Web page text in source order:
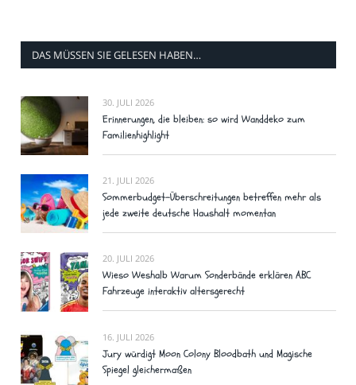
DAS MÜSSEN SIE GELESEN HABEN…
30. JULI 2026
Erinnerungen, die bleiben: so wird Wanddeko zum
Familienhighlight
21. JULI 2026
Sommerbudget-Überschreitungen betreffen mehr als
jede zweite deutsche Haushalt momentan
20. JULI 2026
Wieso Weshalb Warum Sonderbände erklären ABC
Fahrzeuge interaktiv altersgerecht
16. JULI 2026
Jury würdigt Moon Colony Bloodbath und Magische
Spiegel gleichermaßen